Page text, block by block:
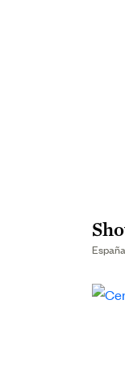
España